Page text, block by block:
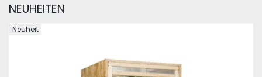
NEUHEITEN
Neuheit